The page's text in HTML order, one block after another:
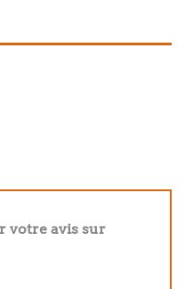
votre avis sur